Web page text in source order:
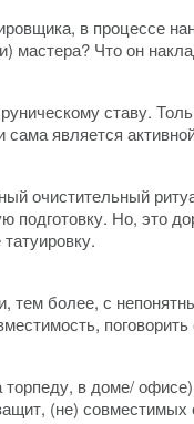
в процессе
мастера? Что он
ставу.
является
очистительный
Но, это
тем более, с
в доме/
(не)